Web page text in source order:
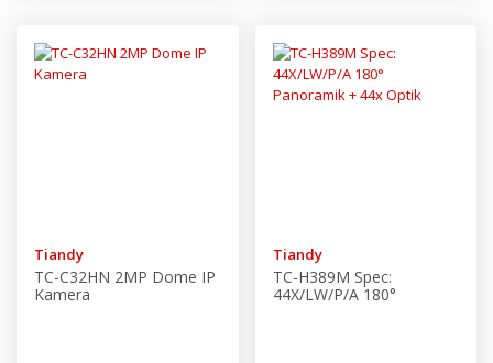
Tiandy
TC-C32HN 2MP Dome IP
Kamera
Tiandy
TC-H389M Spec:
44X/LW/P/A 180°